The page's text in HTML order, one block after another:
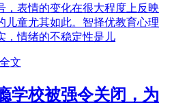
，表情的变化在很大程度上反映
儿童尤其如此。智择优教育心理
，情绪的不稳定性是儿
文
学校被强令关闭，为